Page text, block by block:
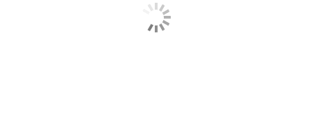
ДРУГИЕ ТЕХНИЧЕСКИЕ ПРИЕМЫ